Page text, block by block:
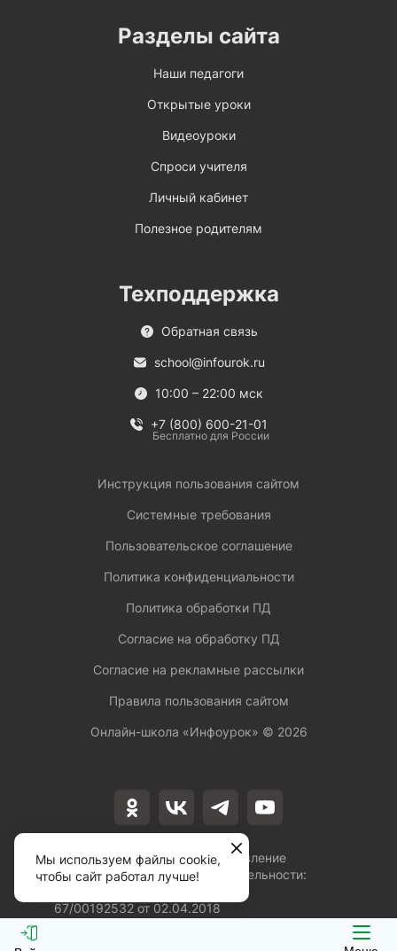
Лицензия на осуществление
образовательной деятельности:
67/00192532 от 02.04.2018
Разделы сайта
Наши педагоги
Открытые уроки
Видеоуроки
Спроси учителя
Личный кабинет
Полезное родителям
Техподдержка
Обратная связь
school@infourok.ru
10:00 – 22:00 мск
+7 (800) 600-21-01
Бесплатно для России
Инструкция пользования сайтом
Системные требования
Пользовательское соглашение
Политика конфиденциальности
Политика обработки ПД
Согласие на обработку ПД
Согласие на рекламные рассылки
Правила пользования сайтом
Онлайн-школа «Инфоурок» © 2026
Мы используем файлы cookie,
чтобы сайт работал лучше!